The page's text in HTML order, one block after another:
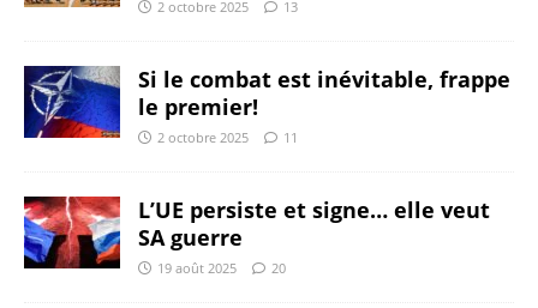
2 octobre 2025 13
Si le combat est inévitable, frappe
le premier!
2 octobre 2025 11
L’UE persiste et signe… elle veut
SA guerre
19 août 2025 20